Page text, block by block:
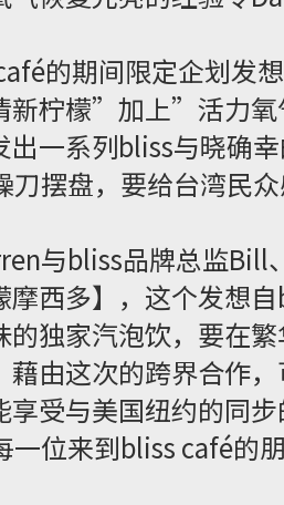
的期间限定企划发
新柠檬”加上”活力
出一系列bliss与晓确
刀摆盘，要给台湾民
与bliss品牌总监Bill
摩西多】，这个发想
的独家汽泡饮，要在
藉由这次的跨界合作
享受与美国纽约的同
一位来到bliss café的